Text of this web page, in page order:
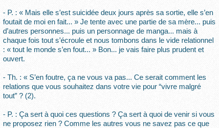
- P. : « Mais elle s’est suicidée deux jours après sa sortie, elle s’en
foutait de moi en fait... » Je tente avec une partie de sa mère... puis
d’autres personnes... puis un personnage de manga... mais à
chaque fois tout s’écroule et nous tombons dans le vide relationnel
: « tout le monde s’en fout... » Bon... je vais faire plus prudent et
ouvert.
- Th. : « S’en foutre, ça ne vous va pas... Ce serait comment les
relations que vous souhaitez dans votre vie pour “vivre malgré
tout” ? (2).
- P. : Ça sert à quoi ces questions ? Ça sert à quoi de venir si vous
ne proposez rien ? Comme les autres vous ne savez pas ce que